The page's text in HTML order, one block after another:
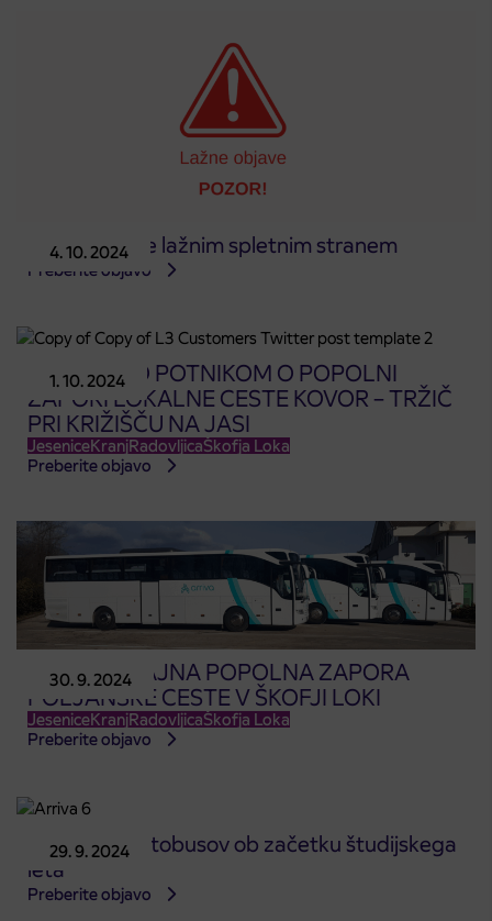
4. 10. 2024
Ne nasedajte lažnim spletnim stranem
Preberite objavo
1. 10. 2024
OBVESTILO POTNIKOM O POPOLNI
ZAPORI LOKALNE CESTE KOVOR – TRŽIČ
PRI KRIŽIŠČU NA JASI
JeseniceKranjRadovljicaŠkofja Loka
Preberite objavo
30. 9. 2024
KRATKOTRAJNA POPOLNA ZAPORA
POLJANSKE CESTE V ŠKOFJI LOKI
JeseniceKranjRadovljicaŠkofja Loka
Preberite objavo
29. 9. 2024
Vozni redi avtobusov ob začetku študijskega
leta
Preberite objavo